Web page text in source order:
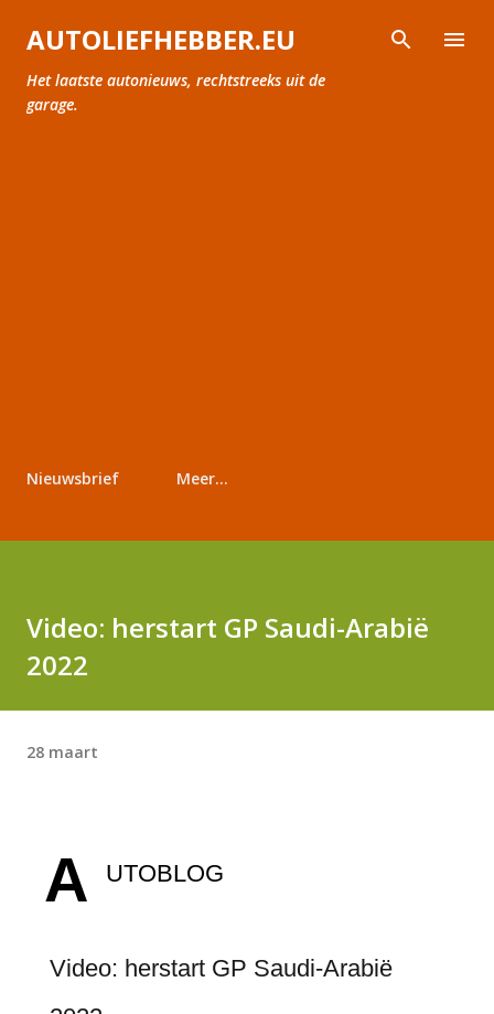
Doorgaan naar hoofdcontent
AUTOLIEFHEBBER.EU
Het laatste autonieuws, rechtstreeks uit de
garage.
Nieuwsbrief Meer…
Video: herstart GP Saudi-Arabië
2022
28 maart
A UTOBLOG
Video: herstart GP Saudi-Arabië